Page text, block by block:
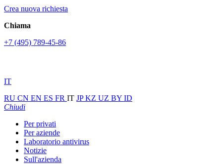
Crea nuova richiesta
Chiama
+7 (495) 789-45-86
IT
RU CN EN ES FR IT JPKZ UZ BY ID
Chiudi
Per privati
Per aziende
Laboratorio antivirus
Notizie
Sull'azienda